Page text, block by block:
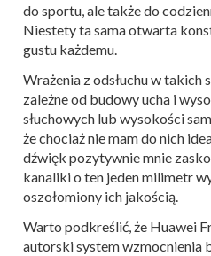
do sportu, ale także do
Niestety ta sama otwarta
gustu każdemu.
Wrażenia z odsłuchu w takich
zależne od budowy ucha i
słuchowych lub wysokości
że chociaż nie mam do nich
dźwięk pozytywnie mnie
kanaliki o ten jeden milimetr
oszołomiony ich jakością.
Warto podkreślić, że Huawei
autorski system wzmocnienia